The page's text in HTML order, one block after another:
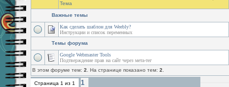
Тема
Важные темы
Как сделать шаблон для Weebly?
Инструкции и список переменных
Темы форума
Google Webmaster Tools
Подтверждение прав на сайт через мета-тег
В этом форуме тем: 2 . На странице показано тем: 2
Страница 1 из 1 1